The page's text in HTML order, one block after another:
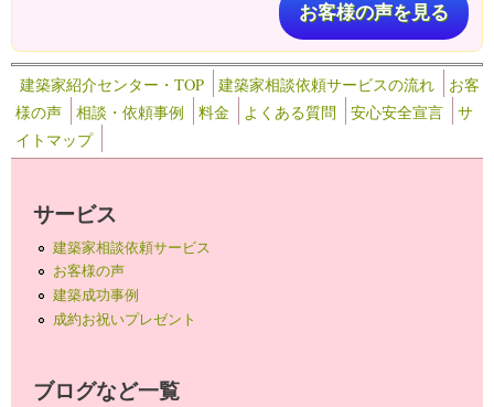
お客様の声を見る
建築家紹介センター・TOP 建築家相談依頼サービスの流れ
お客
様の声
相談・依頼事例 料金 よくある質問 安心安全宣言
サ
イトマップ
サービス
建築家相談依頼サービス
お客様の声
建築成功事例
成約お祝いプレゼント
ブログなど一覧